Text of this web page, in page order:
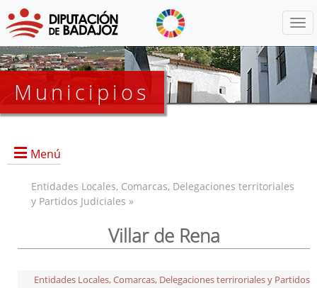
Municipios
Menú
Entidades Locales, Comarcas, Delegaciones territoriales
y Partidos Judiciales »
Villar de Rena
Entidades Locales, Comarcas, Delegaciones terriroriales y Partidos